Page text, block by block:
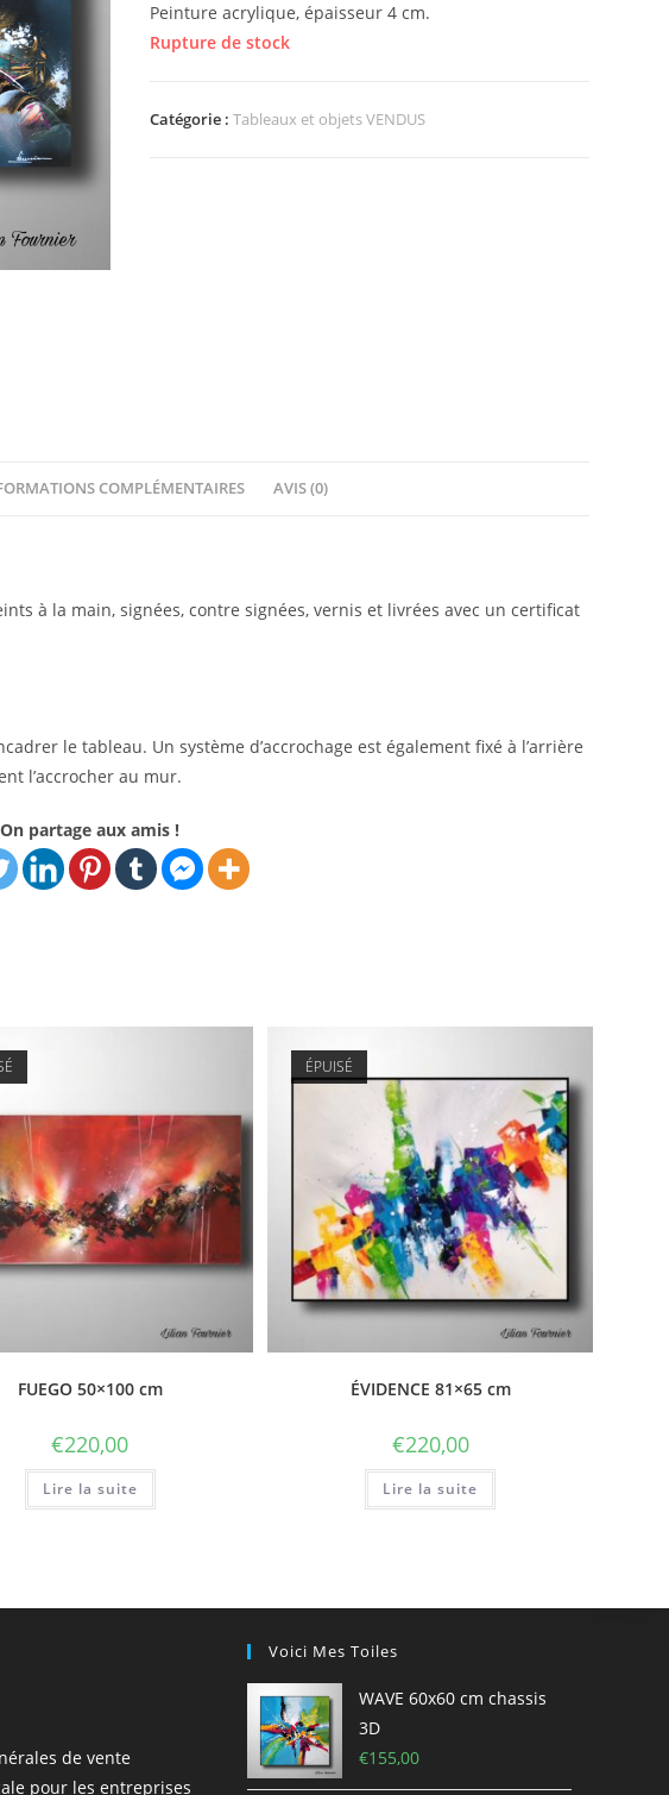
Peinture acrylique, épaisseur 4 cm.
Rupture de stock
Catégorie :Tableaux et objets VENDUS
COMPLÉMENTAIRES AVIS (0)
à la main, signées, contre signées, vernis et livrées avec un certificat
le tableau. Un système d’accrochage est également fixé à l’arrière
l’accrocher au mur.
On partage aux amis !
FUEGO 50×100 cm
€220,00
Lire la suite
ÉPUISÉ
ÉVIDENCE 81×65 cm
€220,00
Lire la suite
de vente
pour les entreprises
Voici Mes Toiles
WAVE 60x60 cm chassis
3D
€155,00